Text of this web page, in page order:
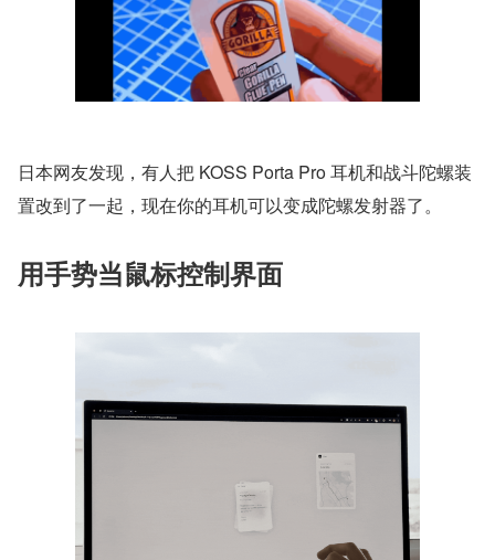
日本网友发现，有人把 KOSS Porta Pro 耳机和战斗陀螺装
置改到了一起，现在你的耳机可以变成陀螺发射器了。
用手势当鼠标控制界面